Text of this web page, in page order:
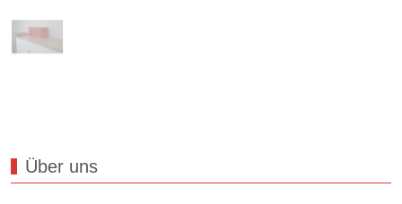
Über uns